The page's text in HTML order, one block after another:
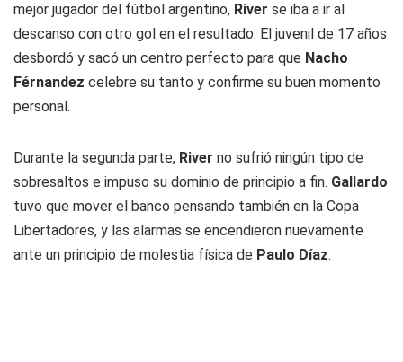
mejor jugador del fútbol argentino, River se iba a ir al
descanso con otro gol en el resultado. El juvenil de 17 años
desbordó y sacó un centro perfecto para que Nacho
Férnandez celebre su tanto y confirme su buen momento
personal.
Durante la segunda parte, River no sufrió ningún tipo de
sobresaltos e impuso su dominio de principio a fin. Gallardo
tuvo que mover el banco pensando también en la Copa
Libertadores, y las alarmas se encendieron nuevamente
ante un principio de molestia física de Paulo Díaz.